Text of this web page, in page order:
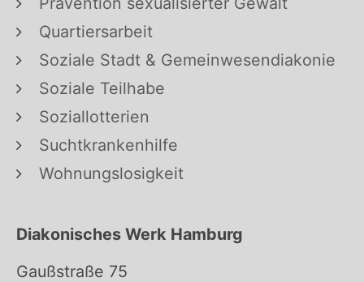
Quartiersarbeit
Soziale Stadt & Gemeinwesendiakonie
Soziale Teilhabe
Soziallotterien
Suchtkrankenhilfe
Wohnungslosigkeit
Diakonisches Werk Hamburg
Gaußstraße 75